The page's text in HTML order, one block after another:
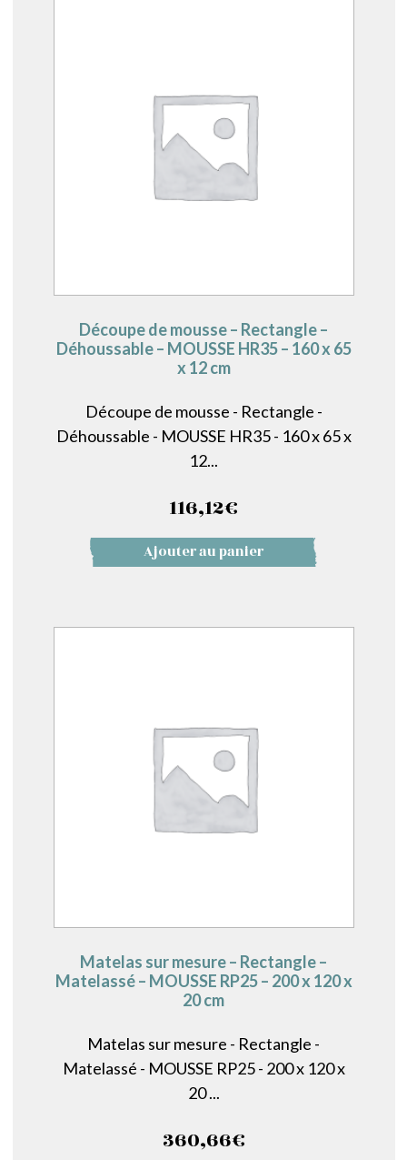
Découpe de mousse – Rectangle –
Déhoussable – MOUSSE HR35 – 160 x 65
x 12 cm
Découpe de mousse - Rectangle -
Déhoussable - MOUSSE HR35 - 160 x 65 x
12...
116,12€
Ajouter au panier
Matelas sur mesure – Rectangle –
Matelassé – MOUSSE RP25 – 200 x 120 x
20 cm
Matelas sur mesure - Rectangle -
Matelassé - MOUSSE RP25 - 200 x 120 x
20 ...
360,66€